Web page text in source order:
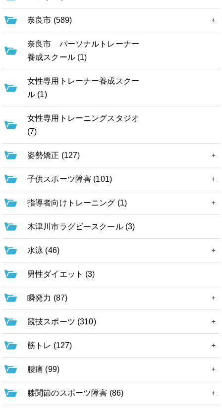
奈良市 (589)
奈良市 パーソナルトレーナー
養成スクール (1)
女性専用トレーナー養成スクー
ル (1)
女性専用トレーニングスタジオ
(7)
姿勢矯正 (127)
子供スポーツ障害 (101)
指導者向けトレーニング (1)
木津川市ラグビースクール (3)
水泳 (46)
男性ダイエット (3)
瞬発力 (87)
競技スポーツ (310)
筋トレ (127)
腰痛 (99)
膝関節のスポーツ障害 (86)